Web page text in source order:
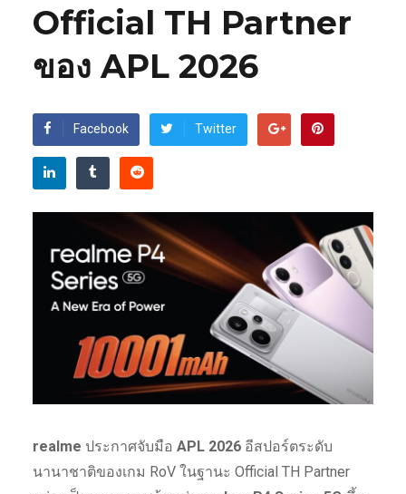
Official TH Partner
ของ APL 2026
Facebook Twitter
realme ประกาศจับมือ APL 2026อีสปอร์ตระดับ
นานาชาติของเกม RoV ในฐานะ Official TH Partner